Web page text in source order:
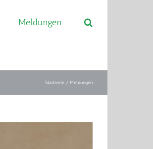
Meldungen
Startseite Meldungen